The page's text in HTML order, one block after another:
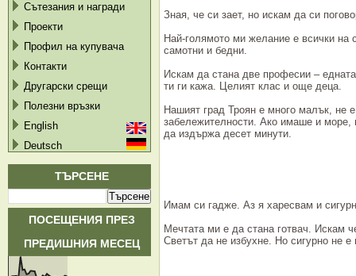
Сътезания и награди
Проекти
Профил на купувача
Контакти
Другарски срещи
Полезни връзки
English
Deutsch
ТЪРСЕНЕ
ПОСЕЩЕНИЯ ПРЕЗ
ПРЕДИШНИЯ МЕСЕЦ
Зная, че си зает, но искам да си
Най-голямото ми желание е всички
самотни и бедни.
Искам да стана две професии –
ти ги кажа. Целият клас и още деца.
Нашият град Троян е много малък, не
забележителности. Ако имаше и
да издържа десет минути.
Имам си гадже. Аз я харесвам и
Мечтата ми е да стана готвач. Искам
Светът да не избухне. Но сигурно не